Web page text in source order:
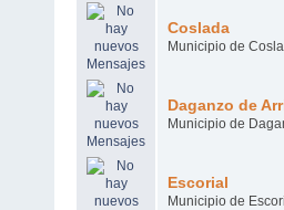
Coslada
Municipio de
Daganzo de
Municipio de
Escorial
Municipio de